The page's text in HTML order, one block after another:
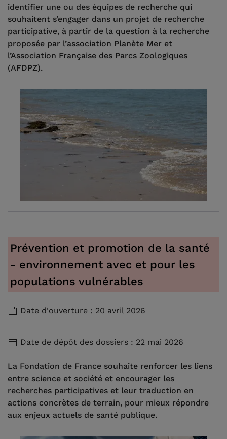
identifier une ou des équipes de recherche qui
souhaitent s’engager dans un projet de recherche
participative, à partir de la question à la recherche
proposée par l’association Planète Mer et
l’Association Française des Parcs Zoologiques
(AFDPZ).
Prévention et promotion de la santé
- environnement avec et pour les
populations vulnérables
Date d'ouverture : 20 avril 2026
Date de dépôt des dossiers : 22 mai 2026
La Fondation de France souhaite renforcer les liens
entre science et société et encourager les
recherches participatives et leur traduction en
actions concrètes de terrain, pour mieux répondre
aux enjeux actuels de santé publique.